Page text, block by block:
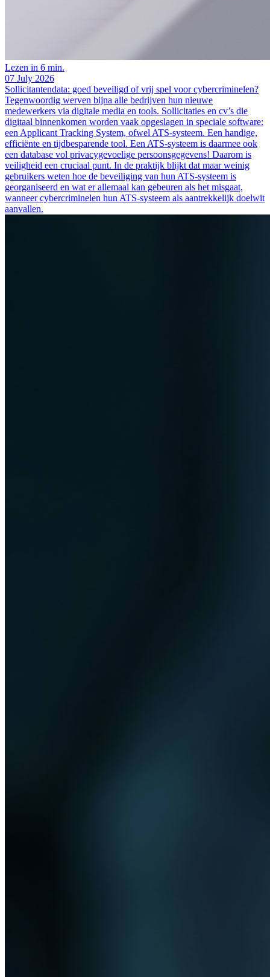
Lezen in 6 min.
07 July 2026
Sollicitantendata: goed beveiligd of vrij spel voor cybercriminelen?
Tegenwoordig werven bijna alle bedrijven hun nieuwe
medewerkers via digitale media en tools. Sollicitaties en cv’s die
digitaal binnenkomen worden vaak opgeslagen in speciale software:
een Applicant Tracking System, ofwel ATS-systeem. Een handige,
efficiënte en tijdbesparende tool. Een ATS-systeem is daarmee ook
een database vol privacygevoelige persoonsgegevens! Daarom is
veiligheid een cruciaal punt. In de praktijk blijkt dat maar weinig
gebruikers weten hoe de beveiliging van hun ATS-systeem is
georganiseerd en wat er allemaal kan gebeuren als het misgaat,
wanneer cybercriminelen hun ATS-systeem als aantrekkelijk doelwit
aanvallen.